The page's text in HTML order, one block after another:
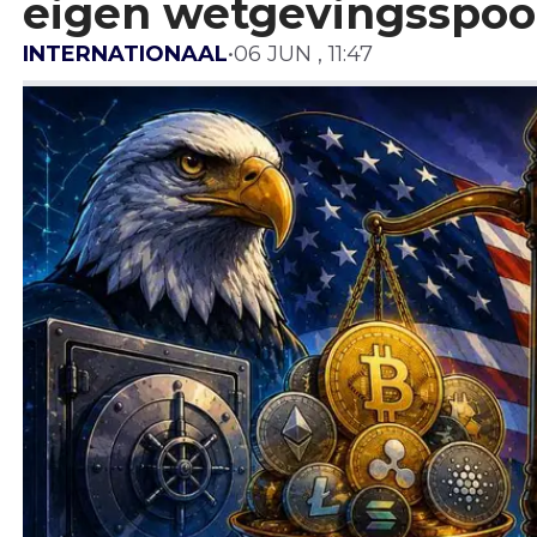
eigen
INTERNATIONAAL•06 JUN , 11:47